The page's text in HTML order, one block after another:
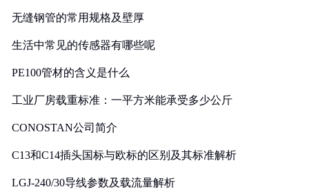
无缝钢管的常用规格及壁厚
生活中常见的传感器有哪些呢
PE100管材的含义是什么
工业厂房载重标准：一平方米能承受多少公斤
CONOSTAN公司简介
C13和C14插头国标与欧标的区别及其标准解析
LGJ-240/30导线参数及载流量解析